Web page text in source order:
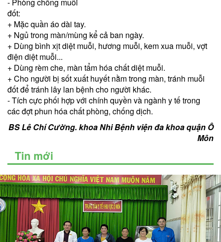
đốt:
+ Mặc quần áo dài tay.
+ Ngủ trong màn/mùng kể cả ban ngày.
+ Dùng bình xịt diệt muỗi, hương muỗi, kem xua muỗi, vợt
điện diệt muỗi...
+ Dùng rèm che, màn tẩm hóa chất diệt muỗi.
+ Cho người bị sốt xuất huyết nằm trong màn, tránh muỗi
đốt để tránh lây lan bệnh cho người khác.
- Tích cực phối hợp với chính quyền và ngành y tế trong
các đợt phun hóa chất phòng, chống dịch.
BS Lê Chí Cường. khoa Nhi Bệnh viện đa khoa quận Ô
Môn
Tin mới